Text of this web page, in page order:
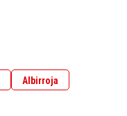
Albirroja